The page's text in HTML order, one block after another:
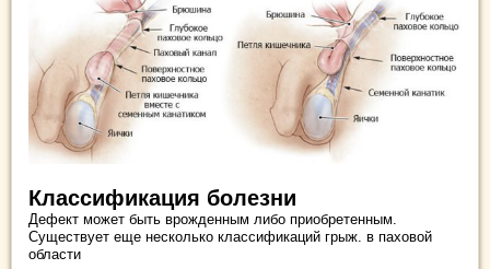
Классификация болезни
Дефект может быть врожденным либо приобретенным.
Существует еще несколько классификаций грыж. в паховой
области